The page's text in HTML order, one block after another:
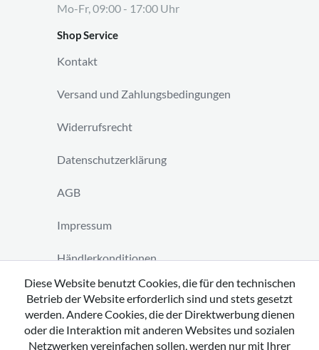
Mo-Fr, 09:00 - 17:00 Uhr
Shop Service
Kontakt
Versand und Zahlungsbedingungen
Widerrufsrecht
Datenschutzerklärung
AGB
Impressum
Händlerkonditionen
Vertrag widerrufen
Diese Website benutzt Cookies, die für den technischen
Betrieb der Website erforderlich sind und stets gesetzt
werden. Andere Cookies, die der Direktwerbung dienen
oder die Interaktion mit anderen Websites und sozialen
Netzwerken vereinfachen sollen, werden nur mit Ihrer